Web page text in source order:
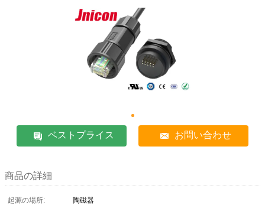
ベストプライス お問い合わせ
商品の詳細
起源の場所:
陶磁器